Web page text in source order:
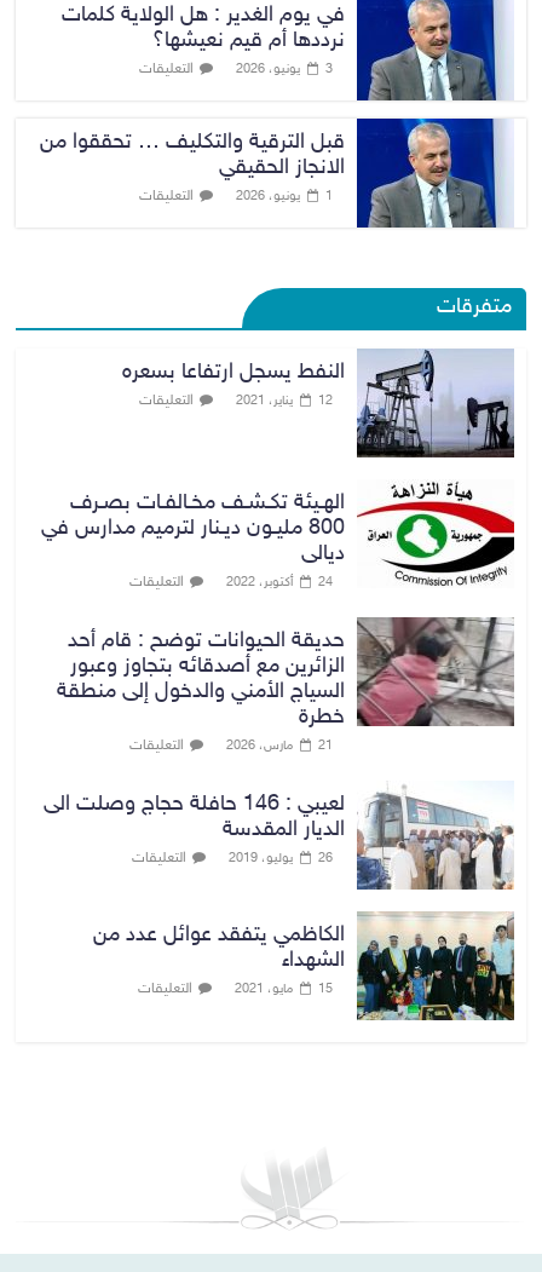
في يوم الغدير : هل الولاية كلمات
نرددها أم قيم نعيشها؟
3 يونيو، 2026 التعليقات
قبل الترقية والتكليف … تحققوا من
الانجاز الحقيقي
1 يونيو، 2026 التعليقات
متفرقات
النفط يسجل ارتفاعا بسعره
12 يناير، 2021 التعليقات
الهـيئة تكـشـف مخـالفـات بصـرف
800 مليـون ديـنار لترميم مدارس في
ديالى
24 أكتوبر، 2022 التعليقات
حديقة الحيوانات توضح : قام أحد
الزائرين مع أصدقائه بتجاوز وعبور
السياج الأمني والدخول إلى منطقة
خطرة
21 مارس، 2026 التعليقات
لعيبي : 146 حافلة حجاج وصلت الى
الديار المقدسة
26 يوليو، 2019 التعليقات
الكاظمي يتفقد عوائل عدد من
الشهداء
15 مايو، 2021 التعليقات